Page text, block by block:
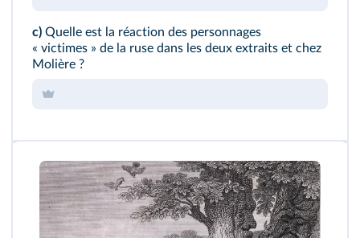
c) Quelle est la réaction des personnages
« victimes » de la ruse dans les deux extraits et chez
Molière ?